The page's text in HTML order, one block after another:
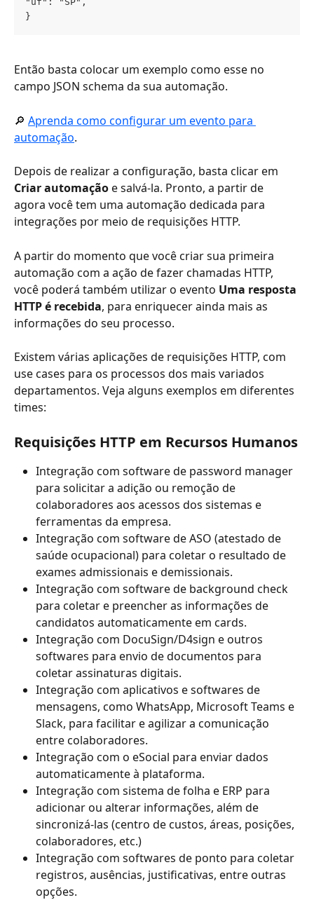
}
Então basta colocar um exemplo como esse no
campo JSON schema da sua automação.
🔎 Aprenda como configurar um evento para
automação.
Depois de realizar a configuração, basta clicar em
Criar automação e salvá-la. Pronto, a partir de
agora você tem uma automação dedicada para
integrações por meio de requisições HTTP.
A partir do momento que você criar sua primeira
automação com a ação de fazer chamadas HTTP,
você poderá também utilizar o evento Uma resposta
HTTP é recebida, para enriquecer ainda mais as
informações do seu processo.
Existem várias aplicações de requisições HTTP, com
use cases para os processos dos mais variados
departamentos. Veja alguns exemplos em diferentes
times:
Requisições HTTP em Recursos Humanos
Integração com software de password manager
para solicitar a adição ou remoção de
colaboradores aos acessos dos sistemas e
ferramentas da empresa.
Integração com software de ASO (atestado de
saúde ocupacional) para coletar o resultado de
exames admissionais e demissionais.
Integração com software de background check
para coletar e preencher as informações de
candidatos automaticamente em cards.
Integração com DocuSign/D4sign e outros
softwares para envio de documentos para
coletar assinaturas digitais.
Integração com aplicativos e softwares de
mensagens, como WhatsApp, Microsoft Teams e
Slack, para facilitar e agilizar a comunicação
entre colaboradores.
Integração com o eSocial para enviar dados
automaticamente à plataforma.
Integração com sistema de folha e ERP para
adicionar ou alterar informações, além de
sincronizá-las (centro de custos, áreas, posições,
colaboradores, etc.)
Integração com softwares de ponto para coletar
registros, ausências, justificativas, entre outras
opções.